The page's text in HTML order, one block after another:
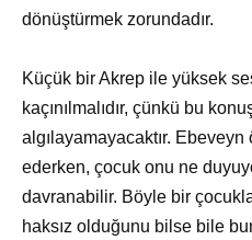
dönüştürmek zorundadır.
Küçük bir Akrep ile yüksek
kaçınılmalıdır, çünkü bu
algılayamayacaktır.
ederken, çocuk onu ne
davranabilir. Böyle bir çocukla
haksız olduğunu bilse bile